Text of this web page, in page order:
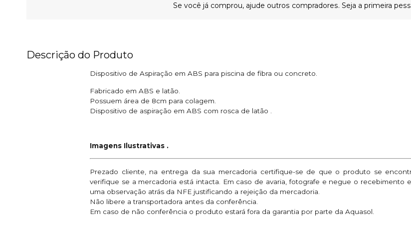
Se você já comprou, ajude outros compradores. Seja a primeira
Descrição do Produto
Dispositivo de Aspiração em ABS para piscina de fibra ou concreto.
Fabricado em ABS e latão.
Possuem área de 8cm para colagem.
Dispositivo de aspiração em ABS com rosca de latão .
Imagens Ilustrativas .
Prezado cliente, na entrega da sua mercadoria certifique-se de que o produto se
verifique se a mercadoria está intacta. Em caso de avaria, fotografe e negue o recebimento
uma observação atrás da NFE justificando a rejeição da mercadoria.
Não libere a transportadora antes da conferência.
Em caso de não conferência o produto estará fora da garantia por parte da Aquasol.